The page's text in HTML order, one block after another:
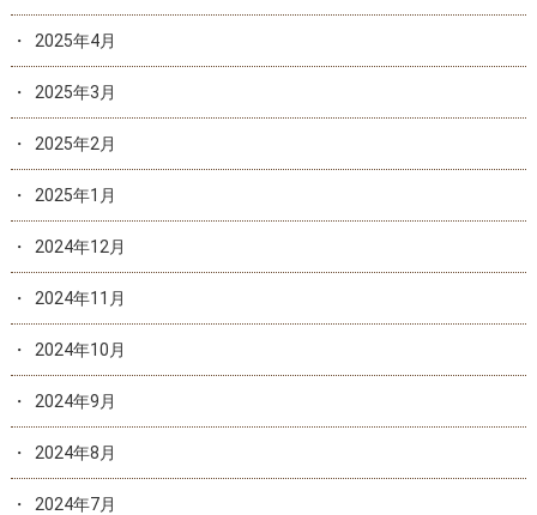
2025年4月
2025年3月
2025年2月
2025年1月
2024年12月
2024年11月
2024年10月
2024年9月
2024年8月
2024年7月